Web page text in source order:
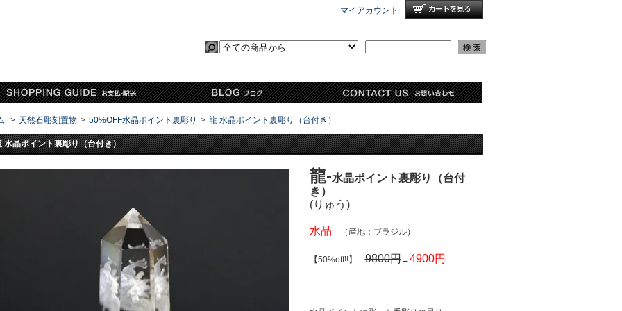
マイアカウント
> 天然石彫刻置物 > 50%OFF水晶ポイント裏彫り > 龍 水晶ポイント裏彫り（台付き）
水晶ポイント裏彫り（台付き）
龍-水晶ポイント裏彫り
（台付
き）
(りゅう)
水晶 （産地：ブラジル）
【50%off!!】9800円→4900円